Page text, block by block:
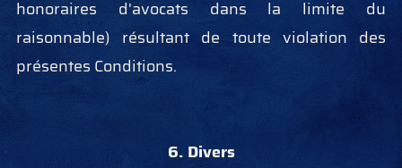
honoraires d'avocats dans la limite du
raisonnable) résultant de toute violation des
présentes Conditions.
6. Divers